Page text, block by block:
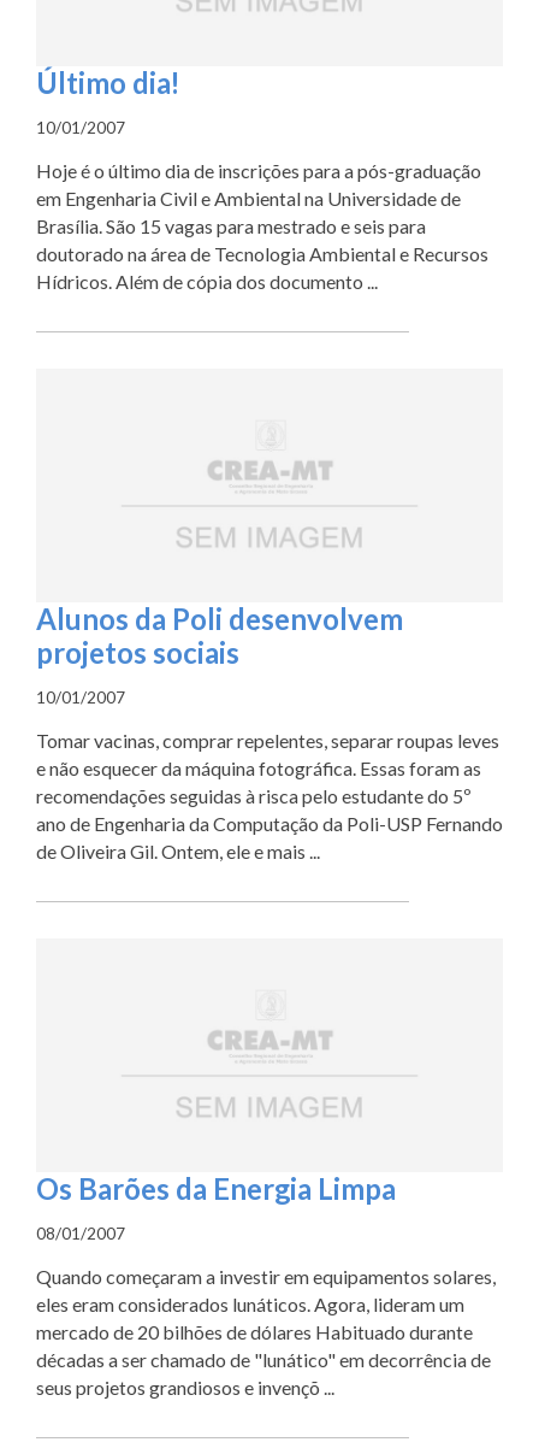
Último dia!
10/01/2007
Hoje é o último dia de inscrições para a pós-graduação
em Engenharia Civil e Ambiental na Universidade de
Brasília. São 15 vagas para mestrado e seis para
doutorado na área de Tecnologia Ambiental e Recursos
Hídricos. Além de cópia dos documento ...
Alunos da Poli desenvolvem
projetos sociais
10/01/2007
Tomar vacinas, comprar repelentes, separar roupas leves
e não esquecer da máquina fotográfica. Essas foram as
recomendações seguidas à risca pelo estudante do 5º
ano de Engenharia da Computação da Poli-USP Fernando
de Oliveira Gil. Ontem, ele e mais ...
Os Barões da Energia Limpa
08/01/2007
Quando começaram a investir em equipamentos solares,
eles eram considerados lunáticos. Agora, lideram um
mercado de 20 bilhões de dólares Habituado durante
décadas a ser chamado de "lunático" em decorrência de
seus projetos grandiosos e invençõ ...